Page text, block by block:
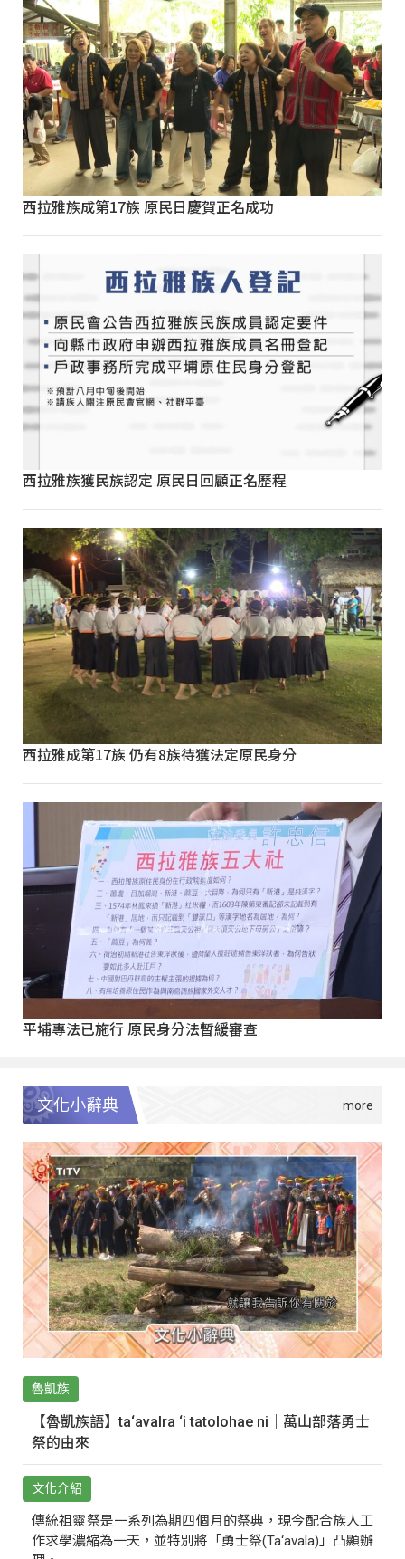
西拉雅族成第17族 原民日慶賀正名成功
西拉雅族獲民族認定 原民日回顧正名歷程
西拉雅成第17族 仍有8族待獲法定原民身分
平埔專法已施行 原民身分法暫緩審查
文化小辭典
魯凱族
【魯凱族語】ta‘avalra ‘i tatolohae ni｜萬山部落勇士
祭的由來
文化介紹
傳統祖靈祭是一系列為期四個月的祭典，現今配合族人工
作求學濃縮為一天，並特別將「勇士祭(Ta‘avala)」凸顯辦